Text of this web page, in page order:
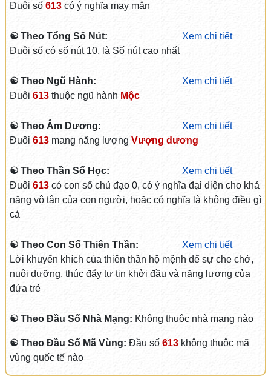
Đuôi số 613có ý nghĩa may mắn
☯ Theo Tổng Số Nút:
Xem chi tiết
Đuôi số có số nút 10, là Số nút cao nhất
☯ Theo Ngũ Hành:
Xem chi tiết
Đuôi 613thuộc ngũ hành Mộc
☯ Theo Âm Dương:
Xem chi tiết
Đuôi 613mang năng lượng Vượng dương
☯ Theo Thần Số Học:
Xem chi tiết
Đuôi 613có con số chủ đạo 0, có ý nghĩa đại diện cho khả
năng vô tận của con người, hoặc có nghĩa là không điều gì
cả
☯ Theo Con Số Thiên Thần:
Xem chi tiết
Lời khuyến khích của thiên thần hộ mệnh để sự che chở,
nuôi dưỡng, thúc đẩy tự tin khởi đầu và năng lượng của
đứa trẻ
☯ Theo Đầu Số Nhà Mạng: Không thuộc nhà mạng nào
☯ Theo Đầu Số Mã Vùng: Đầu số 613không thuộc mã
vùng quốc tế nào